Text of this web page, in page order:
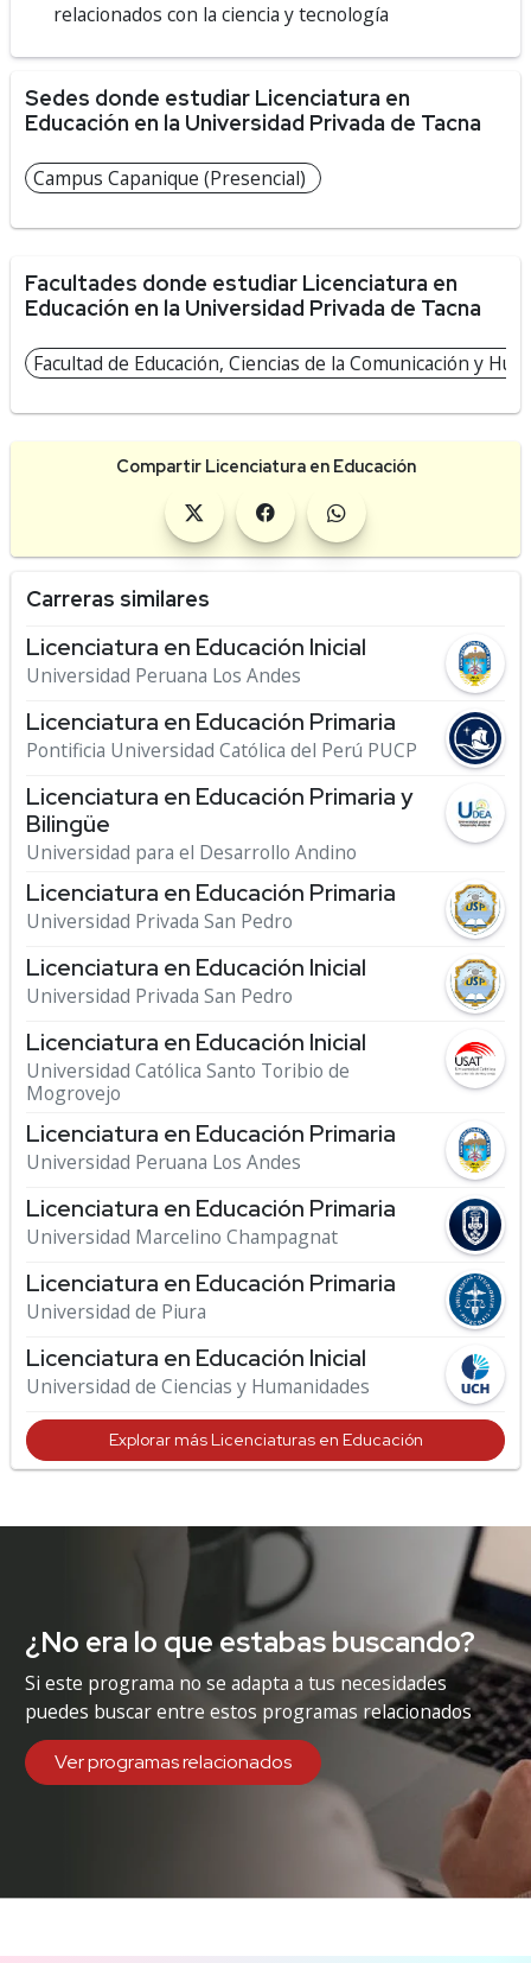
relacionados con la ciencia y tecnología
Sedes donde estudiar Licenciatura en
Educación en la Universidad Privada de Tacna
Campus Capanique (Presencial)
Facultades donde estudiar Licenciatura en
Educación en la Universidad Privada de Tacna
Facultad de Educación, Ciencias de la Comunicación y
Compartir Licenciatura en Educación
Carreras similares
Licenciatura en Educación Inicial
Universidad Peruana Los Andes
Licenciatura en Educación Primaria
Pontificia Universidad Católica del Perú PUCP
Licenciatura en Educación Primaria y
Bilingüe
Universidad para el Desarrollo Andino
Licenciatura en Educación Primaria
Universidad Privada San Pedro
Licenciatura en Educación Inicial
Universidad Privada San Pedro
Licenciatura en Educación Inicial
Universidad Católica Santo Toribio de
Mogrovejo
Licenciatura en Educación Primaria
Universidad Peruana Los Andes
Licenciatura en Educación Primaria
Universidad Marcelino Champagnat
Licenciatura en Educación Primaria
Universidad de Piura
Licenciatura en Educación Inicial
Universidad de Ciencias y Humanidades
Explorar más Licenciaturas en Educación
¿No era lo que estabas buscando?
Si este programa no se adapta a tus necesidades
puedes buscar entre estos programas relacionados
Ver programas relacionados